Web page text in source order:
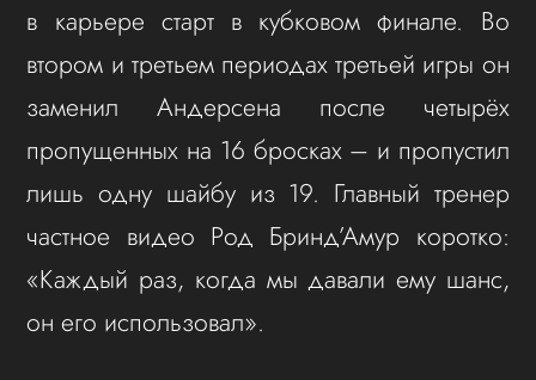
в карьере старт в кубковом финале. Во
втором и третьем периодах третьей игры он
заменил Андерсена после четырёх
пропущенных на 16 бросках – и пропустил
лишь одну шайбу из 19. Главный тренер
частное видео Род Бринд’Амур коротко:
«Каждый раз, когда мы давали ему шанс,
он его использовал».